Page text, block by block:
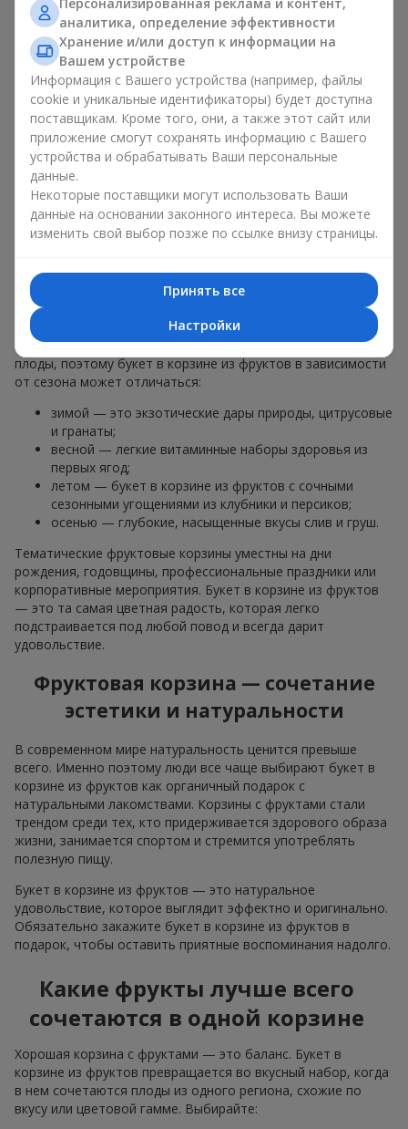
меньше, чем наполнение. Именно праздничное оформление
превращает обычный букет в корзине из фруктов в
гастрономический подарок. В компанииFlowers.uaмы
всегда учитываем пожелания клиента при создании декора.
При формировании композиции используются натуральные
материалы, продуманная упаковка вкуса и, конечно,
декоративные элементы, соответствующие событию.
По желанию клиента корзина с фруктами может быть
оформлена в прозрачной пленке или стильной коробке —
всегда с праздничной подачей, которая выглядит аккуратно
и презентабельно.
Тематические фруктовые
композиции для праздников
и сезонов
Каждое время года имеет свой характер и свои сезонные
плоды, поэтому букет в корзине из фруктов в зависимости
от сезона может отличаться:
зимой — это экзотические дары природы, цитрусовые
и гранаты;
весной — легкие витаминные наборы здоровья из
первых ягод;
летом — букет в корзине из фруктов с сочными
сезонными угощениями из клубники и персиков;
осенью — глубокие, насыщенные вкусы слив и груш.
Тематические фруктовые корзины уместны на дни
рождения, годовщины, профессиональные праздники или
корпоративные мероприятия. Букет в корзине из фруктов
— это та самая цветная радость, которая легко
подстраивается под любой повод и всегда дарит
удовольствие.
Фруктовая корзина — сочетание
эстетики и натуральности
В современном мире натуральность ценится превыше
всего. Именно поэтому люди все чаще выбирают букет в
корзине из фруктов как органичный подарок с
натуральными лакомствами. Корзины с фруктами стали
трендом среди тех, кто придерживается здорового образа
жизни, занимается спортом и стремится употреблять
полезную пищу.
Букет в корзине из фруктов — это натуральное
удовольствие, которое выглядит эффектно и оригинально.
Обязательно закажите букет в корзине из фруктов в
подарок, чтобы оставить приятные воспоминания надолго.
Какие фрукты лучше всего
сочетаются в одной корзине
Хорошая корзина с фруктами — это баланс. Букет в
корзине из фруктов превращается во вкусный набор, когда
в нем сочетаются плоды из одного региона, схожие по
вкусу или цветовой гамме. Выбирайте:
аналитика, определение эффективности
Хранение и/или доступ к информации на
Вашем устройстве
Информация с Вашего устройства (например, файлы
cookie и уникальные идентификаторы) будет доступна
поставщикам. Кроме того, они, а также этот сайт или
приложение смогут сохранять информацию с Вашего
устройства и обрабатывать Ваши персональные
данные.
Некоторые поставщики могут использовать Ваши
данные на основании законного интереса. Вы можете
изменить свой выбор позже по ссылке внизу страницы.
Принять все
Настройки